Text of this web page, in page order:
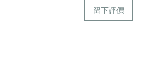
留下評價